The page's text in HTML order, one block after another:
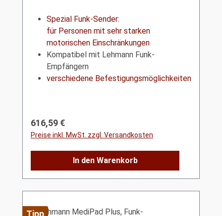
Spezial Funk-Sender:
für Personen mit sehr starken
motorischen Einschränkungen
Kompatibel mit Lehmann Funk-
Empfängern
verschiedene Befestigungsmöglichkeiten
Regulärer Preis:
616,59 €
Preise inkl. MwSt. zzgl. Versandkosten
In den Warenkorb
Tipp